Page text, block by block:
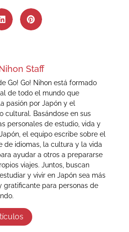
Staff
Go! Go! Nihon está formado
de todo el mundo que
pasión por Japón y el
cultural. Basándose en sus
personales de estudio, vida y
el equipo escribe sobre el
de idiomas, la cultura y la vida
ayudar a otros a prepararse
viajes. Juntos, buscan
y vivir en Japón sea más
gratificante para personas de